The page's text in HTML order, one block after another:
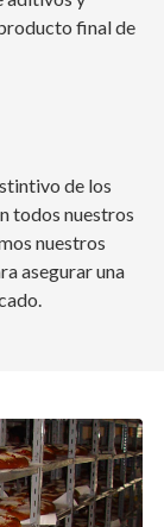
final de
de los
todos nuestros
nuestros
asegurar una